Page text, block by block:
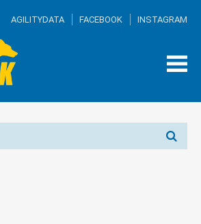
AGILITYDATA FACEBOOK INSTAGRAM